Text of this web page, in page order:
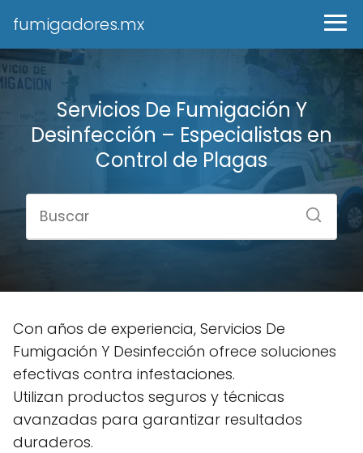
fumigadores.mx
Servicios De Fumigación Y
Desinfección – Especialistas en
Control de Plagas
Con años de experiencia, Servicios De
Fumigación Y Desinfección ofrece soluciones
efectivas contra infestaciones.
Utilizan productos seguros y técnicas
avanzadas para garantizar resultados
duraderos.